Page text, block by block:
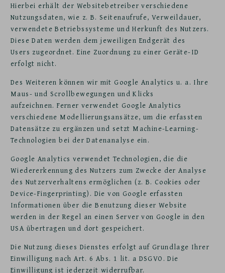
Hierbei erhält der Websitebetreiber verschiedene
Nutzungsdaten, wie z. B. Seitenaufrufe, Verweildauer,
verwendete Betriebssysteme und Herkunft des Nutzers.
Diese Daten werden dem jeweiligen Endgerät des
Users zugeordnet. Eine Zuordnung zu einer Geräte-ID
erfolgt nicht.
Des Weiteren können wir mit Google Analytics u. a. Ihre
Maus- und Scrollbewegungen und Klicks
aufzeichnen. Ferner verwendet Google Analytics
verschiedene Modellierungsansätze, um die erfassten
Datensätze zu ergänzen und setzt Machine-Learning-
Technologien bei der Datenanalyse ein.
Google Analytics verwendet Technologien, die die
Wiedererkennung des Nutzers zum Zwecke der Analyse
des Nutzerverhaltens ermöglichen (z. B. Cookies oder
Device-Fingerprinting). Die von Google erfassten
Informationen über die Benutzung dieser Website
werden in der Regel an einen Server von Google in den
USA übertragen und dort gespeichert.
Die Nutzung dieses Dienstes erfolgt auf Grundlage Ihrer
Einwilligung nach Art. 6 Abs. 1 lit. a DSGVO. Die
Einwilligung ist jederzeit widerrufbar.